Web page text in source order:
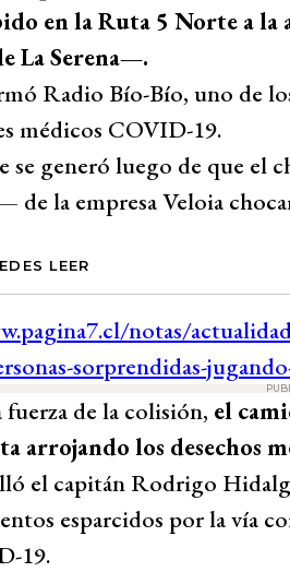
en la Ruta 5 Norte a
La Serena—.
Radio Bío-Bío, uno de
médicos COVID-19.
se generó luego de que el
de la empresa Veloia
LEER
de la colisión, el
arrojando los desechos
el capitán Rodrigo
esparcidos por la vía
19.